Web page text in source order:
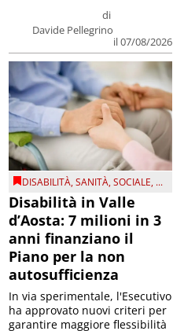
di
Davide Pellegrino
il 07/08/2026
DISABILITÀ,SANITÀ,SOCIALE, ...
Disabilità in Valle
d’Aosta: 7 milioni in 3
anni finanziano il
Piano per la non
autosufficienza
In via sperimentale, l'Esecutivo
ha approvato nuovi criteri per
garantire maggiore flessibilità